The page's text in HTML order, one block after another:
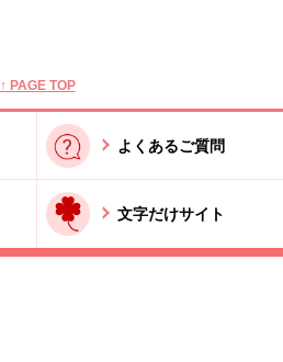
↑ PAGE TOP
よくあるご質問
文字だけサイト